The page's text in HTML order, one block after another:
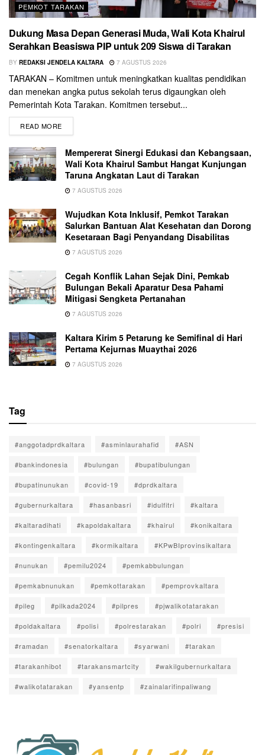
PEMKOT TARAKAN
Dukung Masa Depan Generasi Muda, Wali Kota Khairul
Serahkan Beasiswa PIP untuk 209 Siswa di Tarakan
BY REDAKSI JENDELA KALTARA 7 AGUSTUS 2026
TARAKAN – Komitmen untuk meningkatkan kualitas pendidikan
dan menekan angka putus sekolah terus digaungkan oleh
Pemerintah Kota Tarakan. Komitmen tersebut...
READ MORE
Mempererat Sinergi Edukasi dan Kebangsaan,
Wali Kota Khairul Sambut Hangat Kunjungan
Taruna Angkatan Laut di Tarakan
7 AGUSTUS 2026
Wujudkan Kota Inklusif, Pemkot Tarakan
Salurkan Bantuan Alat Kesehatan dan Dorong
Kesetaraan Bagi Penyandang Disabilitas
7 AGUSTUS 2026
Cegah Konflik Lahan Sejak Dini, Pemkab
Bulungan Bekali Aparatur Desa Pahami
Mitigasi Sengketa Pertanahan
7 AGUSTUS 2026
Kaltara Kirim 5 Petarung ke Semifinal di Hari
Pertama Kejurnas Muaythai 2026
7 AGUSTUS 2026
Tag
#anggotadprdkaltara #asminlaurahafid #ASN
#bankindonesia #bulungan #bupatibulungan
#bupatinunukan #covid-19 #dprdkaltara
#gubernurkaltara #hasanbasri #idulfitri #kaltara
#kaltaradihati #kapoldakaltara #khairul #konikaltara
#kontingenkaltara #kormikaltara #KPwBIprovinsikaltara
#nunukan #pemilu2024 #pemkabbulungan
#pemkabnunukan #pemkottarakan #pemprovkaltara
#pileg #pilkada2024 #pilpres #pjwalikotatarakan
#poldakaltara #polisi #polrestarakan #polri #presisi
#ramadan #senatorkaltara #syarwani #tarakan
#tarakanhibot #tarakansmartcity #wakilgubernurkaltara
#walikotatarakan #yansentp #zainalarifinpaliwang